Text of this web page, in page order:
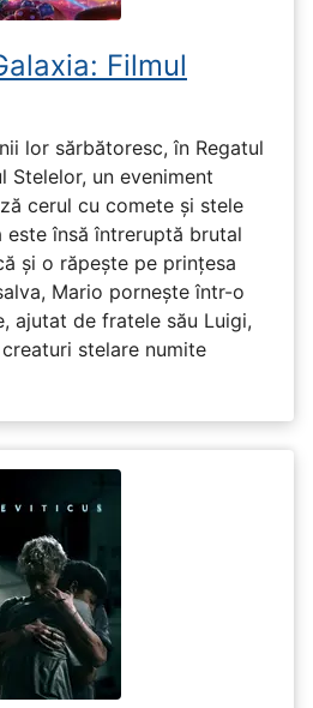
Filmul
lor sărbătoresc, în Regatul
Stelelor, un eveniment
cerul cu comete și stele
este însă întreruptă brutal
și o răpește pe prinţesa
Mario pornește într-o
ajutat de fratele său Luigi,
stelare numite